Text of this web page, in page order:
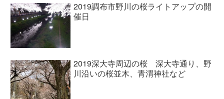
2019調布市野川の桜ライトアップの開
催日
2019深大寺周辺の桜 深大寺通り、野
川沿いの桜並木、青渭神社など